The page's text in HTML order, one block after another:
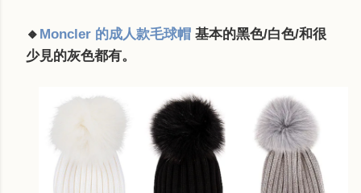
🔸 Moncler 的成人款毛球帽 基本的黑色/白色/和很
少見的灰色都有。